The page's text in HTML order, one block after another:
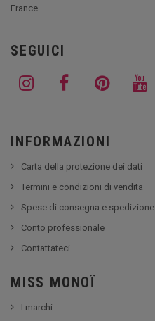
France
SEGUICI
INFORMAZIONI
Carta della protezione dei dati
Termini e condizioni di vendita
Spese di consegna e spedizione
Conto professionale
Contattateci
MISS MONOÏ
I marchi